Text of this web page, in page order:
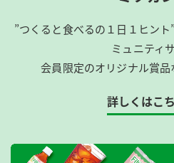
”つくると食べるの１日１ヒン
ミュニティ
会員限定のオリジナル賞品
詳しくはこ